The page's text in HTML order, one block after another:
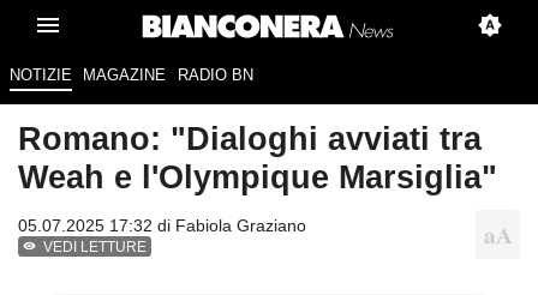
NOTIZIE MAGAZINE RADIO BN
Romano: "Dialoghi avviati tra
Weah e l'Olympique Marsiglia"
05.07.2025 17:32 di Fabiola Graziano
VEDI LETTURE